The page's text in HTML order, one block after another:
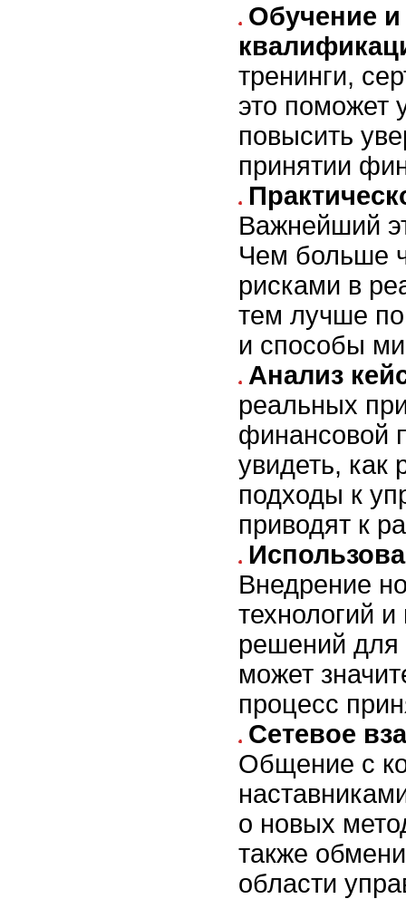
Обучение
тренинги,
это поможет
повысить
принятии
Важнейший
Чем больше
рисками в
тем лучше
и способы
Анализ
реальных
финансовой
увидеть, как
подходы к
приводят к
Внедрение
технологий
решений для
может
процесс
Сетевое
Общение с
о новых
также
области